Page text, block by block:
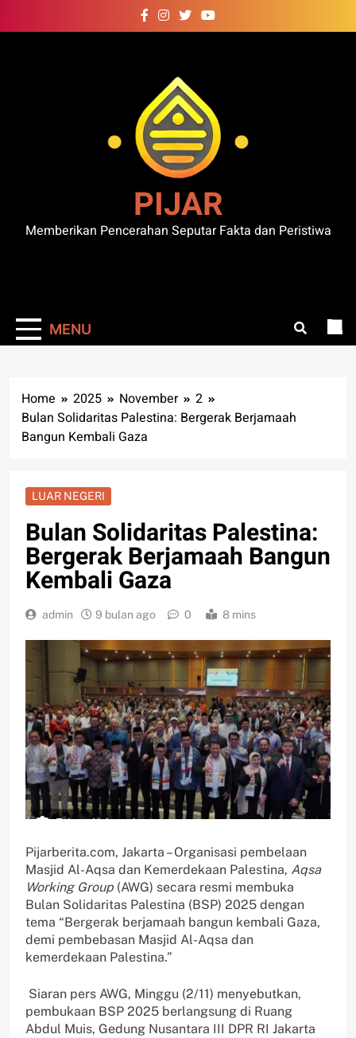
to
PIJAR
Memberikan Pencerahan Seputar Fakta dan Peristiwa
MENU
Home 2025 November
2
Bulan Solidaritas Palestina: Bergerak Berjamaah
Bangun Kembali Gaza
LUAR NEGERI
Bulan Solidaritas Palestina:
Bergerak Berjamaah Bangun
Kembali Gaza
admin 9 bulan ago 0 8 mins
Pijarberita.com, Jakarta – Organisasi pembelaan
Masjid Al-Aqsa dan Kemerdekaan Palestina, Aqsa
Working Group (AWG) secara resmi membuka
Bulan Solidaritas Palestina (BSP) 2025 dengan
tema “Bergerak berjamaah bangun kembali Gaza,
demi pembebasan Masjid Al-Aqsa dan
kemerdekaan Palestina.”
Siaran pers AWG, Minggu (2/11) menyebutkan,
pembukaan BSP 2025 berlangsung di Ruang
Abdul Muis, Gedung Nusantara III DPR RI Jakarta